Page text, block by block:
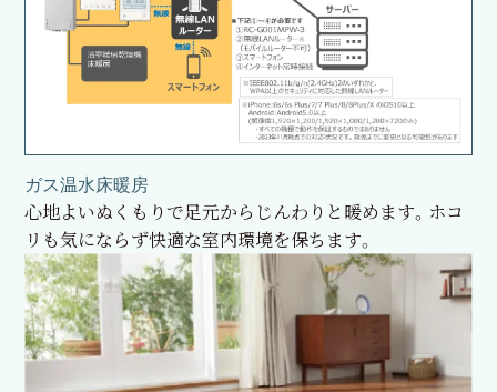
ガス温水床暖房
心地よいぬくもりで足元からじんわりと暖めます。ホコ
リも気にならず快適な室内環境を保ちます。